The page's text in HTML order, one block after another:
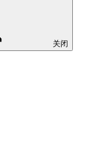
关闭